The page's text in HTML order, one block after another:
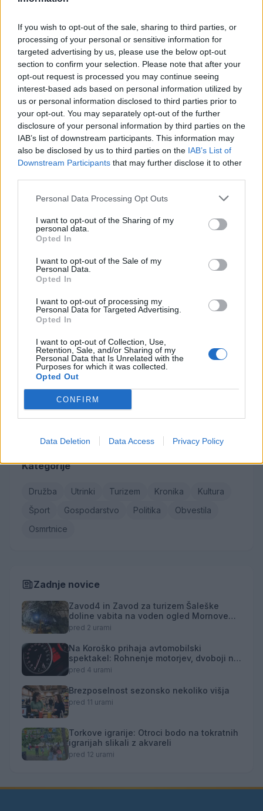
If you wish to opt-out of the sale, sharing to third parties, or
processing of your personal or sensitive information for
targeted advertising by us, please use the below opt-out
section to confirm your selection. Please note that after your
opt-out request is processed you may continue seeing
interest-based ads based on personal information utilized by
us or personal information disclosed to third parties prior to
your opt-out. You may separately opt-out of the further
disclosure of your personal information by third parties on the
IAB’s list of downstream participants. This information may
also be disclosed by us to third parties on the IAB’s List of
Downstream Participants that may further disclose it to other
Personal Data Processing Opt Outs
I want to opt-out of the Sharing of my
personal data.
Opted In
I want to opt-out of the Sale of my
Personal Data.
Opted In
I want to opt-out of processing my
Personal Data for Targeted Advertising.
Opted In
I want to opt-out of Collection, Use,
Retention, Sale, and/or Sharing of my
Personal Data that Is Unrelated with the
Purposes for which it was collected.
Opted Out
CONFIRM
Data Deletion Data Access Privacy Policy
8 21:00
Vsi dogodki →
Najbolj brano
1
Pretep v gostinskem lokalu v Velenju: 46-letnik
moškega udaril s steklenico in ga zabodel
2
(VIDEO) "Mislil sem, da je konec": Lastnik
velenjske picerije o padcu s padalom na
Dopustniška drama: Policija pričakala letalo s
Korošico po pristanku
tri vozila
Prijava pogrešanja razkrila tragedijo: V hiši našli
Osmrtnice
Danica Sladič
Branko Golob
Roman Skale
Kategorije
Družba Utrinki Turizem Kronika
Kultura
Šport
Gospodarstvo Politika
Obvestila
Osmrtnice
Zadnje novice
Zavod4 in Zavod za turizem Šaleške
doline vabita na voden ogled Mornove
zijalke
pred 2 urami
Na Koroško prihaja avtomobilski
spektakel: Rohnenje motorjev, dvoboji na
progah in atraktivni Car Meet
pred 4 urami
Brezposelnost sezonsko nekoliko višja
pred 11 urami
Torkove igrarije: Otroci bodo na tokratnih
igrarijah slikali z akvareli
pred 12 urami